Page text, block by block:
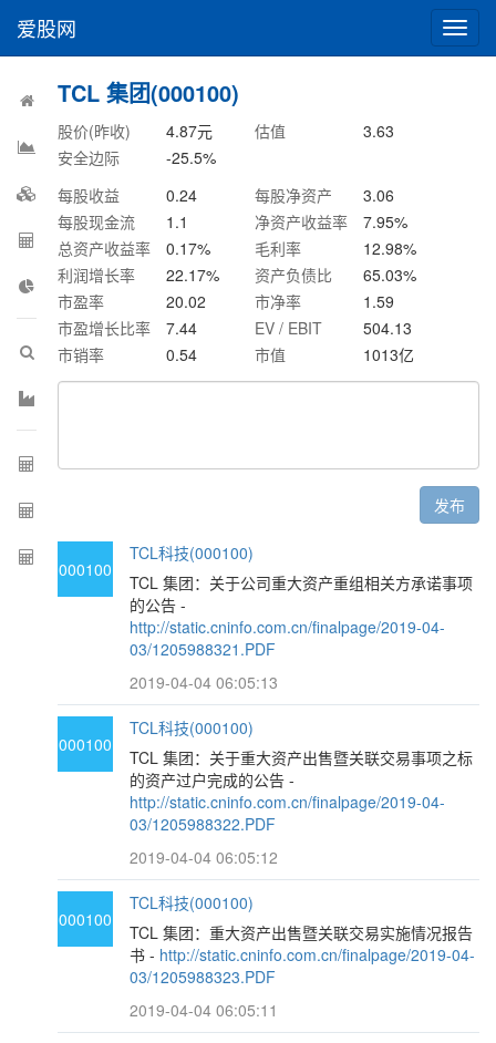
切
换
爱股网
TCL 集团(000100)
股价(昨收) 4.87元 估值
3.63
安全边际
-25.5%
每股收益
0.24 每股净资产
3.06
每股现金流
1.1 净资产收益率 7.95%
总资产收益率
0.17% 毛利率 12.98%
利润增长率
22.17% 资产负债比 65.03%
市盈率
20.02 市净率
1.59
市盈增长比率
7.44 EV / EBIT
504.13
市销率
0.54 市值 1013亿
发布
000100
TCL科技(000100)
TCL 集团：关于公司重大资产重组相关方承诺事项
的公告 -
http://static.cninfo.com.cn/finalpage/2019-04-
03/1205988321.PDF
2019-04-04 06:05:13
000100
TCL科技(000100)
TCL 集团：关于重大资产出售暨关联交易事项之标
的资产过户完成的公告 -
http://static.cninfo.com.cn/finalpage/2019-04-
03/1205988322.PDF
2019-04-04 06:05:12
000100
TCL科技(000100)
TCL 集团：重大资产出售暨关联交易实施情况报告
书 - http://static.cninfo.com.cn/finalpage/2019-04-
03/1205988323.PDF
2019-04-04 06:05:11